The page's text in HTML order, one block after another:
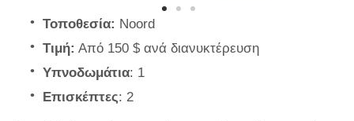
Τοποθεσία: Noord
Τιμή: Από 150 $ ανά διανυκτέρευση
Υπνοδωμάτια: 1
Επισκέπτες: 2